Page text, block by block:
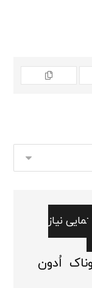
نیاز
اُدون